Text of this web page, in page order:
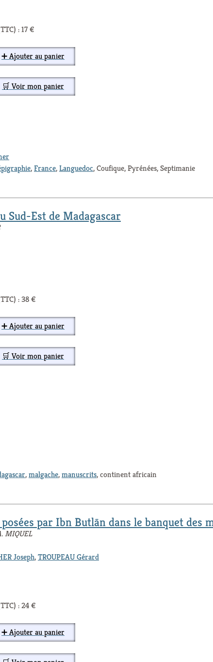
: 17 €
➕ Ajouter au panier
🛒 Voir mon panier
,France,Languedoc, Coufique, Pyrénées, Septimanie
Sud-Est de Madagascar
: 38 €
➕ Ajouter au panier
🛒 Voir mon panier
,malgache,manuscrits, continent africain
par Ibn Butlān dans le banquet des
MIQUEL
Joseph,TROUPEAU Gérard
: 24 €
➕ Ajouter au panier